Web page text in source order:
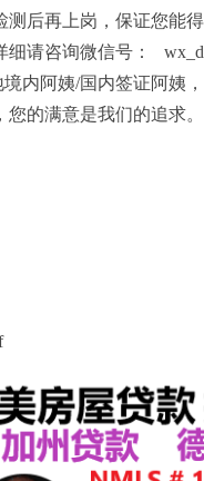
测后再上岗，保证您能
细请咨询微信号：
境内阿姨/国内签证阿姨
您的满意是我们的追求。